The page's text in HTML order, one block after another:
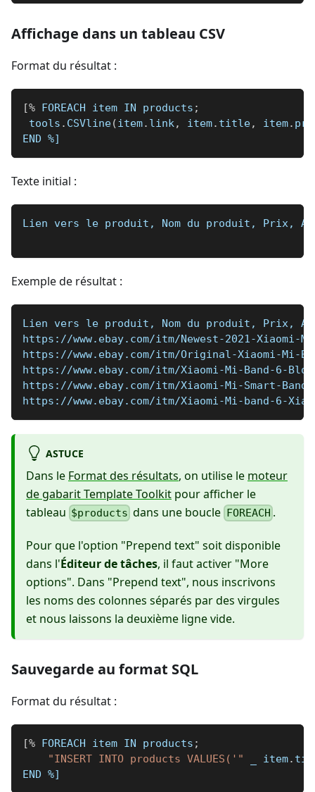
Affichage dans un tableau CSV
Format du résultat :
[% FOREACH item IN products ;
tools . CSVline(item. link, item. title, item.
END %]
Texte initial :
Lien vers le produit, Nom du produit, Prix,
Exemple de résultat :
Lien vers le produit, Nom du produit, Prix,
https://www.ebay.com/itm/Newest-2021-Xiaomi-
https://www.ebay.com/itm/Original-Xiaomi-Mi-
https://www.ebay.com/itm/Xiaomi-Mi-Band-6-
https://www.ebay.com/itm/Xiaomi-Mi-Smart-
https://www.ebay.com/itm/Xiaomi-Mi-band-6-
ASTUCE
Dans le Format des résultats, on utilise le moteur
de gabarit Template Toolkit pour afficher le
tableau $products dans une boucle FOREACH .
Pour que l'option "Prepend text" soit disponible
dans l'Éditeur de tâches, il faut activer "More
options". Dans "Prepend text", nous inscrivons
les noms des colonnes séparés par des virgules
et nous laissons la deuxième ligne vide.
Sauvegarde au format SQL
Format du résultat :
[% FOREACH item IN products ;
"INSERT INTO products VALUES('"
item.
END %]